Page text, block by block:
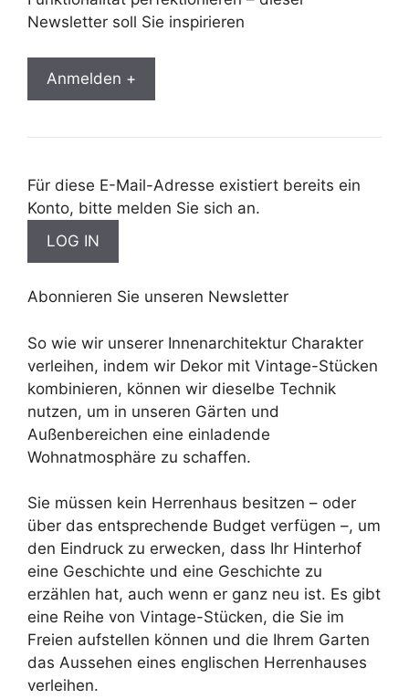
Newsletter soll Sie inspirieren
Anmelden +
Für diese E-Mail-Adresse existiert bereits ein
Konto, bitte melden Sie sich an.
Abonnieren Sie unseren Newsletter
So wie wir unserer Innenarchitektur Charakter
verleihen, indem wir Dekor mit Vintage-Stücken
kombinieren, können wir dieselbe Technik
nutzen, um in unseren Gärten und
Außenbereichen eine einladende
Wohnatmosphäre zu schaffen.
Sie müssen kein Herrenhaus besitzen – oder
über das entsprechende Budget verfügen –, um
den Eindruck zu erwecken, dass Ihr Hinterhof
eine Geschichte und eine Geschichte zu
erzählen hat, auch wenn er ganz neu ist. Es gibt
eine Reihe von Vintage-Stücken, die Sie im
Freien aufstellen können und die Ihrem Garten
das Aussehen eines englischen Herrenhauses
verleihen.